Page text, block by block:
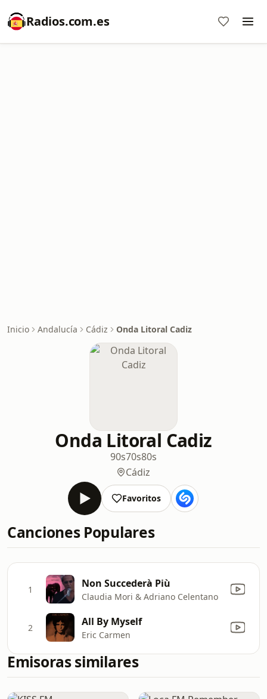
Radios.com.es
Inicio Andalucía Cádiz Onda Litoral Cadiz
Onda Litoral Cadiz
90s70s80s
Cádiz
Favoritos
Canciones Populares
1 Non Succederà Più
Claudia Mori & Adriano Celentano
2 All By Myself
Eric Carmen
Emisoras similares